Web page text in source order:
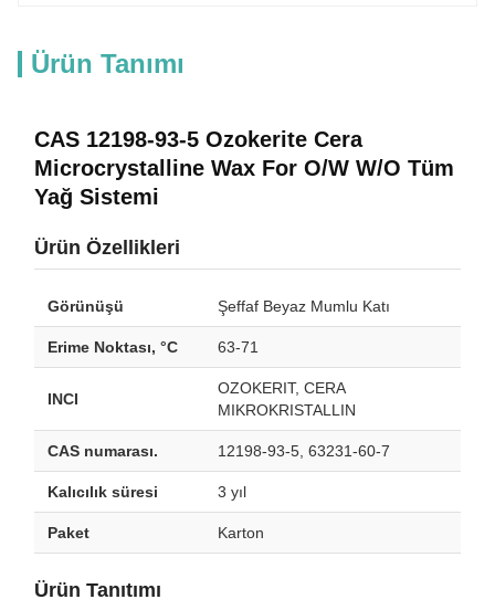
Ürün Tanımı
CAS 12198-93-5 Ozokerite Cera
Microcrystalline Wax For O/W W/O Tüm
Yağ Sistemi
Ürün Özellikleri
Görünüşü Şeffaf Beyaz Mumlu Katı
Erime Noktası, °C 63-71
INCI
OZOKERIT, CERA
MIKROKRISTALLIN
CAS numarası. 12198-93-5, 63231-60-7
Kalıcılık süresi 3 yıl
Paket Karton
Ürün Tanıtımı